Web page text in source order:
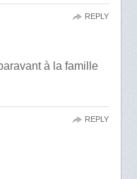
à la famille
REPLY
REPLY